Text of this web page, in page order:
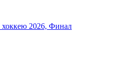
2026, Финал